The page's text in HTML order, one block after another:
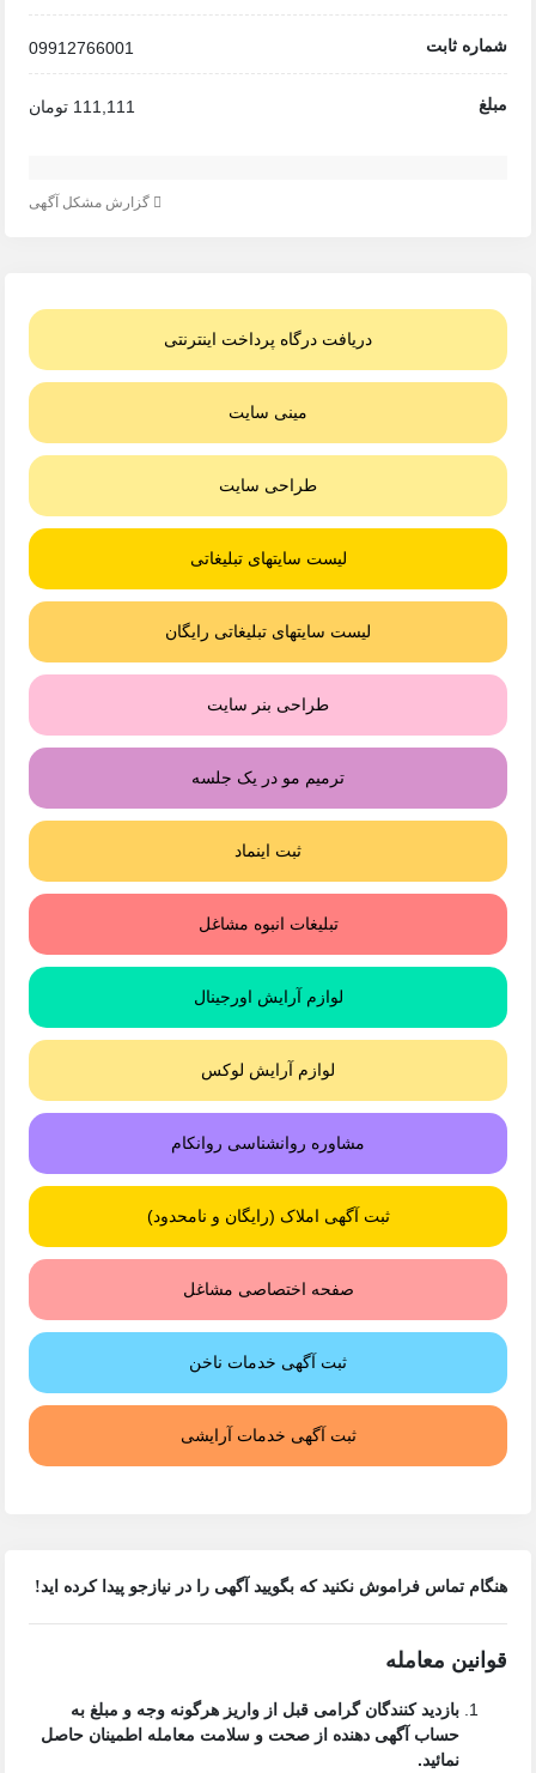
شماره ثابت 09912766001
مبلغ 111,111 تومان
گزارش مشکل آگهی
دریافت درگاه پرداخت اینترنتی
مینی سایت
طراحی سایت
لیست سایتهای تبلیغاتی
لیست سایتهای تبلیغاتی رایگان
طراحی بنر سایت
ترمیم مو در یک جلسه
ثبت اینماد
تبلیغات انبوه مشاغل
لوازم آرایش اورجینال
لوازم آرایش لوکس
مشاوره روانشناسی روانکام
ثبت آگهی املاک (رایگان و نامحدود)
صفحه اختصاصی مشاغل
ثبت آگهی خدمات ناخن
ثبت آگهی خدمات آرایشی
هنگام تماس فراموش نکنید که بگویید آگهی را درنیازجوپیدا کرده اید!
قوانین معامله
بازدید کنندگان گرامی قبل از واریز هرگونه وجه و مبلغ به
حساب آگهی دهنده از صحت و سلامت معامله اطمینان حاصل
نمائید.